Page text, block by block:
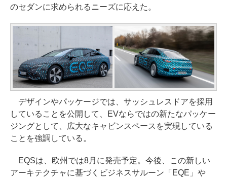
のセダンに求められるニーズに応えた。
デザインやパッケージでは、サッシュレスドアを採用
していることを公開して、EVならではの新たなパッケー
ジングとして、広大なキャビンスペースを実現している
ことを強調している。
EQSは、欧州では8月に発売予定。今後、この新しい
アーキテクチャに基づくビジネスサルーン「EQE」や